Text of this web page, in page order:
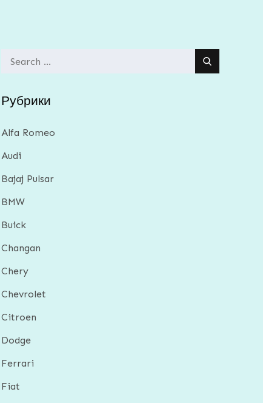
Search
Рубрики
Alfa Romeo
Audi
Bajaj Pulsar
BMW
Buick
Changan
Chery
Chevrolet
Citroen
Dodge
Ferrari
Fiat